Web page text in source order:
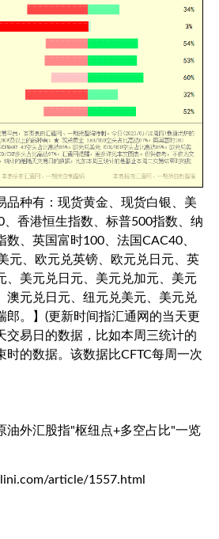
品种有： 现货黄金 现货白银
、美
、香港恒生指数 标普500指数、纳
、 英国富时100 、法国CAC40、
元 、欧元兑英镑、欧元兑日元、 英
美元兑日元 美元兑加元
美元
、澳元兑日元、 纽元兑美元
美元兑
郎。】(更新时间指汇通网的当天更
交易日的数据，比如本周三统计的
时的数据。该数据比CFTC每周一次
油外汇股指"枢纽点+多空占比"一览
article/1557.html